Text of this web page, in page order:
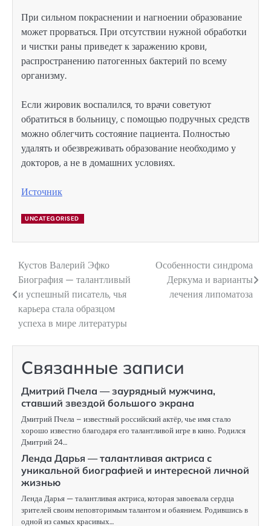
При сильном покраснении и нагноении образование
может прорваться. При отсутствии нужной обработки
и чистки раны приведет к заражению крови,
распространению патогенных бактерий по всему
организму.
Если жировик воспалился, то врачи советуют
обратиться в больницу, с помощью подручных средств
можно облегчить состояние пациента. Полностью
удалять и обезвреживать образование необходимо у
докторов, а не в домашних условиях.
Источник
UNCATEGORISED
Навигация
по
записям
Кустов Валерий Эфко
Биография — талантливый
и успешный писатель, чья
карьера стала образцом
успеха в мире литературы
Особенности синдрома
Деркума и варианты
лечения липоматоза
Связанные записи
Дмитрий Пчела — заурядный мужчина,
ставший звездой большого экрана
Дмитрий Пчела – известный российский актёр, чье имя стало
хорошо известно благодаря его талантливой игре в кино. Родился
Дмитрий 24…
Ленда Дарья — талантливая актриса с
уникальной биографией и интересной личной
жизнью
Ленда Дарья — талантливая актриса, которая завоевала сердца
зрителей своим неповторимым талантом и обаянием. Родившись в
одной из самых красивых…